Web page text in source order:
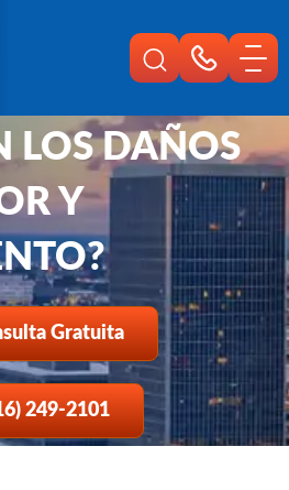
LOS DAÑOS
Y
Gratuita
249-2101